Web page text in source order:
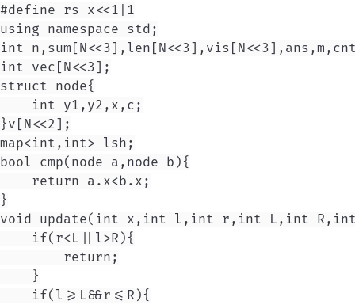
#define rs x<<1|1
using namespace std;
int
int vec[N<<3];
struct node{
    int y1,y2,x,c;
}v[N<<2];
map<int,int> lsh;
bool cmp(node a,node b){
    return a.x<b.x;
}
void update(int x,int l,int r,int L,int
    if(r<L||l>R){
        return;
    }
    if(l>=L&&r<=R){